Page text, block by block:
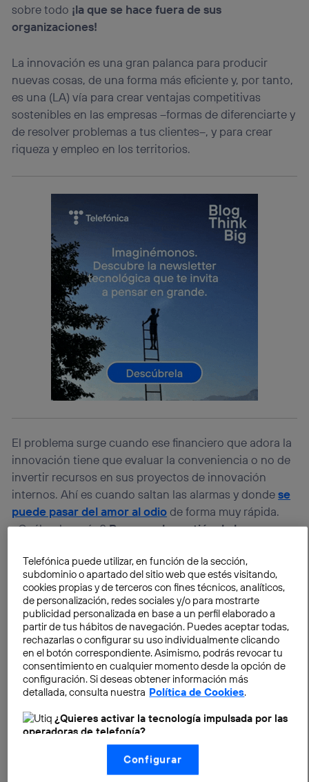
sobre todo ¡la que se hace fuera de sus
organizaciones!
La innovación es una gran palanca para producir
nuevas cosas, de una forma más eficiente y, por tanto,
es una (LA) vía para crear ventajas competitivas
sostenibles en las empresas –formas de diferenciarte y
de resolver problemas a tus clientes–, y para crear
riqueza y empleo en los territorios.
El problema surge cuando ese financiero que adora la
innovación tiene que evaluar la conveniencia o no de
invertir recursos en sus proyectos de innovación
internos. Ahí es cuando saltan las alarmas y dondese
puede pasar del amor al odiode forma muy rápida.
¿Cuál es la razón?Pues que la gestión de la
de cabeza para toda persona que tiene que tomar
decisiones, sobre todo decisiones que impliquen la
posibilidad de perder mucho dinero. Por lo tanto, es
muy fácil considerar que la solución de las empresas y
de las naciones pasa por la innovación.
Eso es una realidad casi incuestionable. Pero la
verdadera pregunta es ¿y si es tan obvio, por qué no
recursos en jóvenes compañías que tienen
propuestas rompedoras en tecnología, en talento y
en soluciones de mercado?Responder a estas
cuestiones ya es más difícil. Y entre las muchas
Telefónica puede utilizar, en función de la sección,
subdominio o apartado del sitio web que estés visitando,
cookies propias y de terceros con fines técnicos, analíticos,
de personalización, redes sociales y/o para mostrarte
publicidad personalizada en base a un perfil elaborado a
partir de tus hábitos de navegación. Puedes aceptar todas,
rechazarlas o configurar su uso individualmente clicando
en el botón correspondiente. Asimismo, podrás revocar tu
consentimiento en cualquier momento desde la opción de
configuración. Si deseas obtener información más
detallada, consulta nuestra Política de Cookies.
¿Quieres activar la tecnología impulsada por las
operadoras de telefonía?
Nosotros, Telefónica S.A., utilizamos la tecnología Utiq para
realizar nuestras acciones de marketing digital o análisis
(como se describe en este aviso de consentimiento)
Configurar